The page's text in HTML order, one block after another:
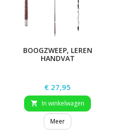
BOOGZWEEP, LEREN
HANDVAT
Prijs
€ 27,95
 In winkelwagen
Meer